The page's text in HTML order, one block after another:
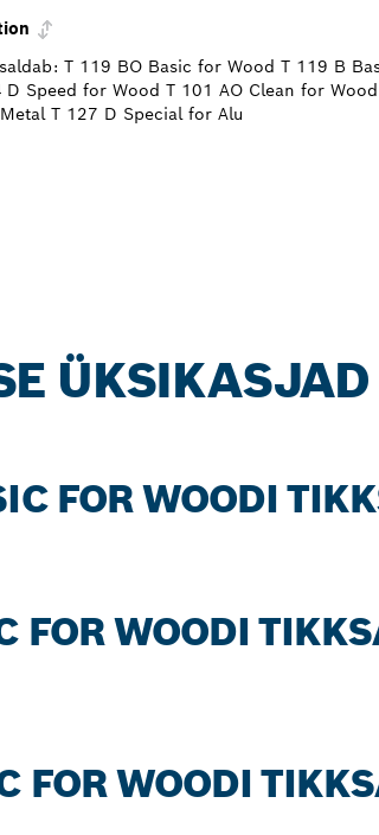
T 119 BO Basic for Wood T 119 B
D Speed for Wood T 101 AO Clean for
T 127 D Special for Alu
ÜKSIKASJAD
FOR WOODI
FOR WOODI
FOR WOODI